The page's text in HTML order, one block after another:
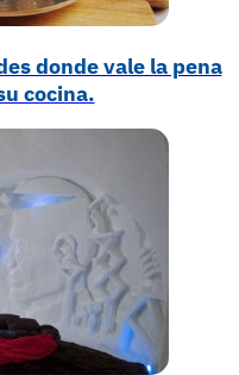
donde vale la pena
cocina.